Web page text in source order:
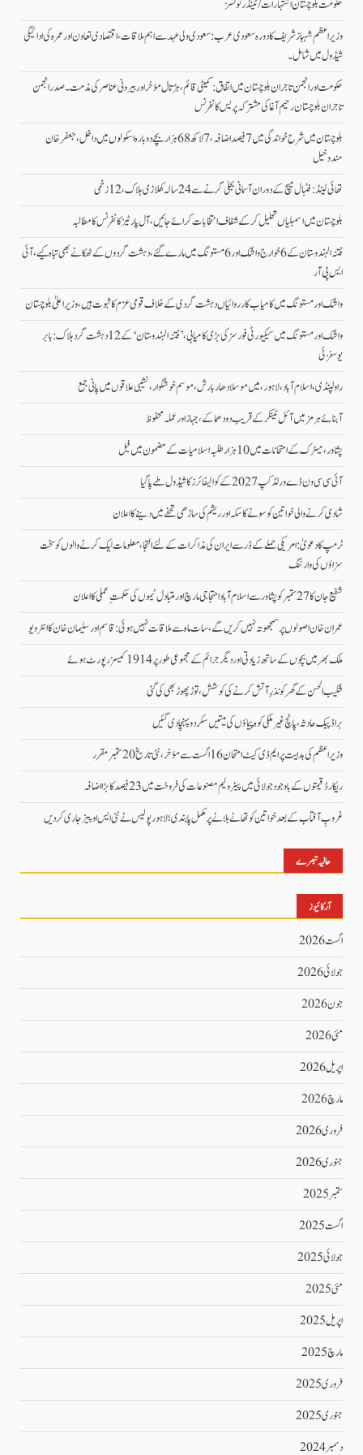
حکومت بلوچستان اشتہارات/ ٹینڈر نوٹسز
وزیراعظم شہباز شریف کا دورہ سعودی عرب: سعودی ولی عہد سے اہم ملاقات، اقتصادی تعاون اور عمرہ کی ادائیگی
شیڈول میں شامل۔
حکومت اور انجمن تاجران بلوچستان میں اتفاق: کمیٹی قائم، ہڑتال مؤخر اور بیرونی عناصر کی مذمت۔ صدر انجمن
تاجران بلوچستان رحیم آغا کی مشترکہ پریس کانفرنس
بلوچستان میں شرح خواندگی میں 7 فیصد اضافہ، 7 لاکھ 68 ہزار بچے دوبارہ اسکولوں میں داخل،جعفرخان
مندوخیل
تھائی لینڈ: فٹبال میچ کے دوران آسمانی بجلی گرنے سے 24 سالہ کھلاڑی ہلاک، 12 زخمی
بلوچستان میں اسمبلیاں تحلیل کرکے شفاف انتخابات کرائے جائیں، آل پارٹیز کانفرنس کا مطالبہ
فتنہ الہندوستان کے 6 خوارج واشک اور 6 مستونگ میں مارے گئے، دہشت گردوں کے ٹھکانے بھی تباہ کیے،آئی
ایس پی آر
واشک اور مستونگ میں کامیاب کارروائیاں دہشت گردی کے خلاف قومی عزم کا ثبوت ہیں، وزیر اعلیٰ بلوچستان
واشک اور مستونگ میں سیکیورٹی فورسز کی بڑی کامیابی، ’فتنہ الہندوستان‘ کے 12 دہشت گرد ہلاک: بابر
یوسفزئی
راولپنڈی، اسلام آباد،لاہور، میں موسلادھار بارش،موسم خوشگوار، نشیبی علاقوں میں پانی جمع
آبنائے ہرمز میں آئل ٹینکر کے قریب دو دھماکے، جہاز اور عملہ محفوظ
پشاور، میٹرک کے امتحانات میں 10 ہزار طلبہ اسلامیات کے مضمون میں فیل
آئی سی سی ون ڈے ورلڈکپ 2027 کے کوالیفائرز کا شیڈول طے پاگیا
شادی کرنے والی خواتین کو سونے کا سکہ اور ریشم کی ساڑھی تحفے میں دینے کا اعلان
ٹرمپ کا دعویٰ: امریکی حملے کے ڈر سے ایران کی مذاکرات کے لئے التجا، معلومات لیک کرنے والوں کو سخت
سزاؤں کی وارننگ
شفیع جان کا 27 ستمبر کو پشاور سے اسلام آباد احتجاجی مارچ اور متبادل ٹیموں کی حکمتِ عملی کا اعلان
عمران خان اصولوں پر سمجھوتہ نہیں کریں گے، سات ماہ سے ملاقات نہیں ہوئی: قاسم اور سلیمان خان کا انٹرویو
ملک بھر میں بچوں کے ساتھ زیادتی اور دیگر جرائم کے مجموعی طور پر 1914 کیسز رپورٹ ہوئے
شکیب الحسن کے گھر کو نذرِ آتش کرنے کی کوشش، توڑ پھوڑ بھی کی گئی
براڈ پیک حادثہ، پانچ غیرملکی کوہ پیماؤں کی میتیں سکردو پہنچا دی گئیں
وزیراعظم کی ہدایت پر ایم ڈی کیٹ امتحان 16 اگست سے مؤخر، نئی تاریخ 20 ستمبر مقرر
ریکارڈ قیمتوں کے باوجود جولائی میں پیٹرولیم مصنوعات کی فروخت میں 23 فیصد کا بڑا اضافہ
غروبِ آفتاب کے بعد خواتین کو تھانے بلانے پر مکمل پابندی؛ لاہور پولیس نے نئی ایس او پیز جاری کر دیں
حالیہ تبصرے
آرکائیوز
اگست 2026
جولائی 2026
جون 2026
مئی 2026
اپریل 2026
مارچ 2026
فروری 2026
جنوری 2026
ستمبر 2025
اگست 2025
جولائی 2025
مئی 2025
اپریل 2025
مارچ 2025
فروری 2025
جنوری 2025
دسمبر 2024